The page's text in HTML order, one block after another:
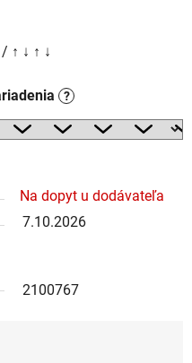
↑ ↓ ↑ ↓
?
Na dopyt u dodávateľa
7.10.2026
2100767